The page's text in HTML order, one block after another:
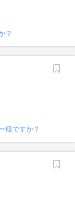
？
様ですか？